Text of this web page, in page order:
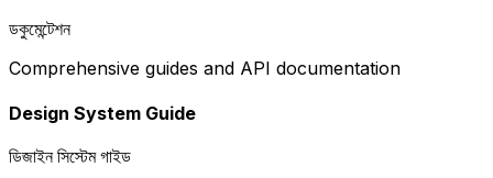
ডকুমেন্টেশন
Comprehensive guides and API documentation
Design System Guide
ডিজাইন সিস্টেম গাইড